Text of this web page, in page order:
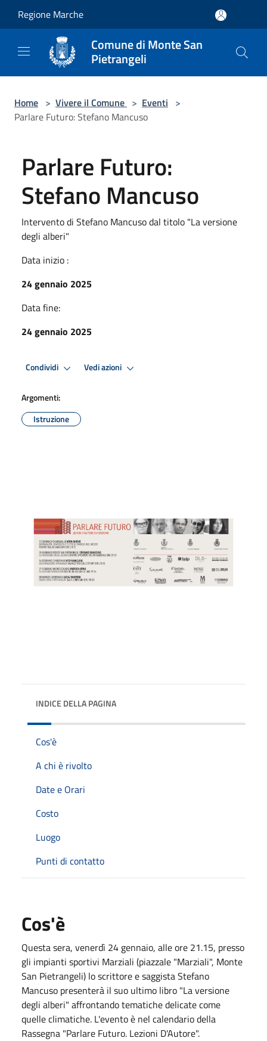
Regione Marche
Comune di Monte San
Pietrangeli
Home > Vivere il Comune > Eventi >
Parlare Futuro: Stefano Mancuso
Parlare Futuro:
Stefano Mancuso
Intervento di Stefano Mancuso dal titolo "La versione
degli alberi"
Data inizio :
24 gennaio 2025
Data fine:
24 gennaio 2025
Condividi Vedi azioni
Argomenti:
Istruzione
INDICE DELLA PAGINA
Cos'è
A chi è rivolto
Date e Orari
Costo
Luogo
Punti di contatto
Cos'è
Questa sera, venerdì 24 gennaio, alle ore 21.15, presso
gli impianti sportivi Marziali (piazzale "Marziali", Monte
San Pietrangeli) lo scrittore e saggistaStefano
Mancuso presenterà il suo ultimo libro "La versione
degli alberi" affrontando tematiche delicate come
quelle climatiche. L'evento è nel calendario della
Rassegna "Parlare Futuro. Lezioni D'Autore".